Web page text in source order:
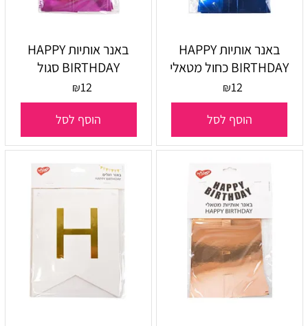
באנר אותיות HAPPY
BIRTHDAY כחול מטאלי
₪12
הוסף לסל
באנר אותיות HAPPY
BIRTHDAY סגול
₪12
הוסף לסל